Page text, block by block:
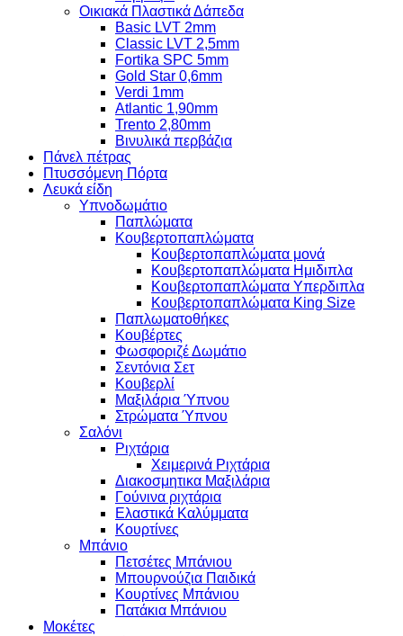
Οικιακά Πλαστικά Δάπεδα
Basic LVT 2mm
Classic LVT 2,5mm
Fortika SPC 5mm
Gold Star 0,6mm
Verdi 1mm
Atlantic 1,90mm
Trento 2,80mm
Βινυλικά περβάζια
Πάνελ πέτρας
Πτυσσόμενη Πόρτα
Λευκά είδη
Υπνοδωμάτιο
Παπλώματα
Κουβερτοπαπλώματα
Κουβερτοπαπλώματα μονά
Κουβερτοπαπλώματα Ημιδιπλα
Κουβερτοπαπλώματα Υπερδιπλα
Κουβερτοπαπλώματα King Size
Παπλωματοθήκες
Κουβέρτες
Φωσφοριζέ Δωμάτιο
Σεντόνια Σετ
Κουβερλί
Μαξιλάρια Ύπνου
Στρώματα Ύπνου
Σαλόνι
Ριχτάρια
Χειμερινά Ριχτάρια
Διακοσμητικα Μαξιλάρια
Γούνινα ριχτάρια
Ελαστικά Καλύμματα
Κουρτίνες
Μπάνιο
Πετσέτες Μπάνιου
Μπουρνούζια Παιδικά
Κουρτίνες Μπάνιου
Πατάκια Μπάνιου
Μοκέτες